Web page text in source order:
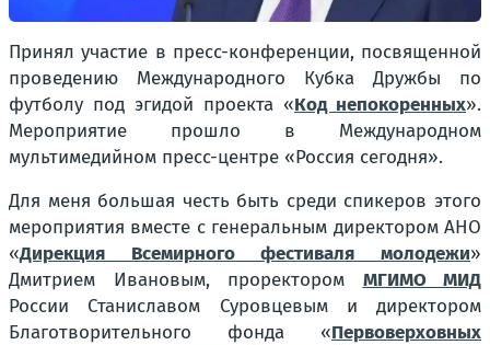
Принял участие в пресс-конференции, посвященной
проведению Международного Кубка Дружбы по
футболу под эгидой проекта «Код непокоренных».
Мероприятие прошло в Международном
мультимедийном пресс-центре «Россия сегодня».
Для меня большая честь быть среди спикеров этого
мероприятия вместе с генеральным директором АНО
«Дирекция Всемирного фестиваля молодежи»
Дмитрием Ивановым, проректором МГИМО МИД
России Станиславом Суровцевым и директором
Благотворительного фонда «Первоверховных